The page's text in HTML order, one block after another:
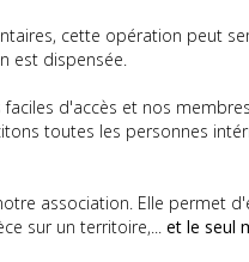
cette opération peut
est dispensée.
d'accès et nos
toutes les personnes
association. Elle permet
sur un territoire,... et le seul